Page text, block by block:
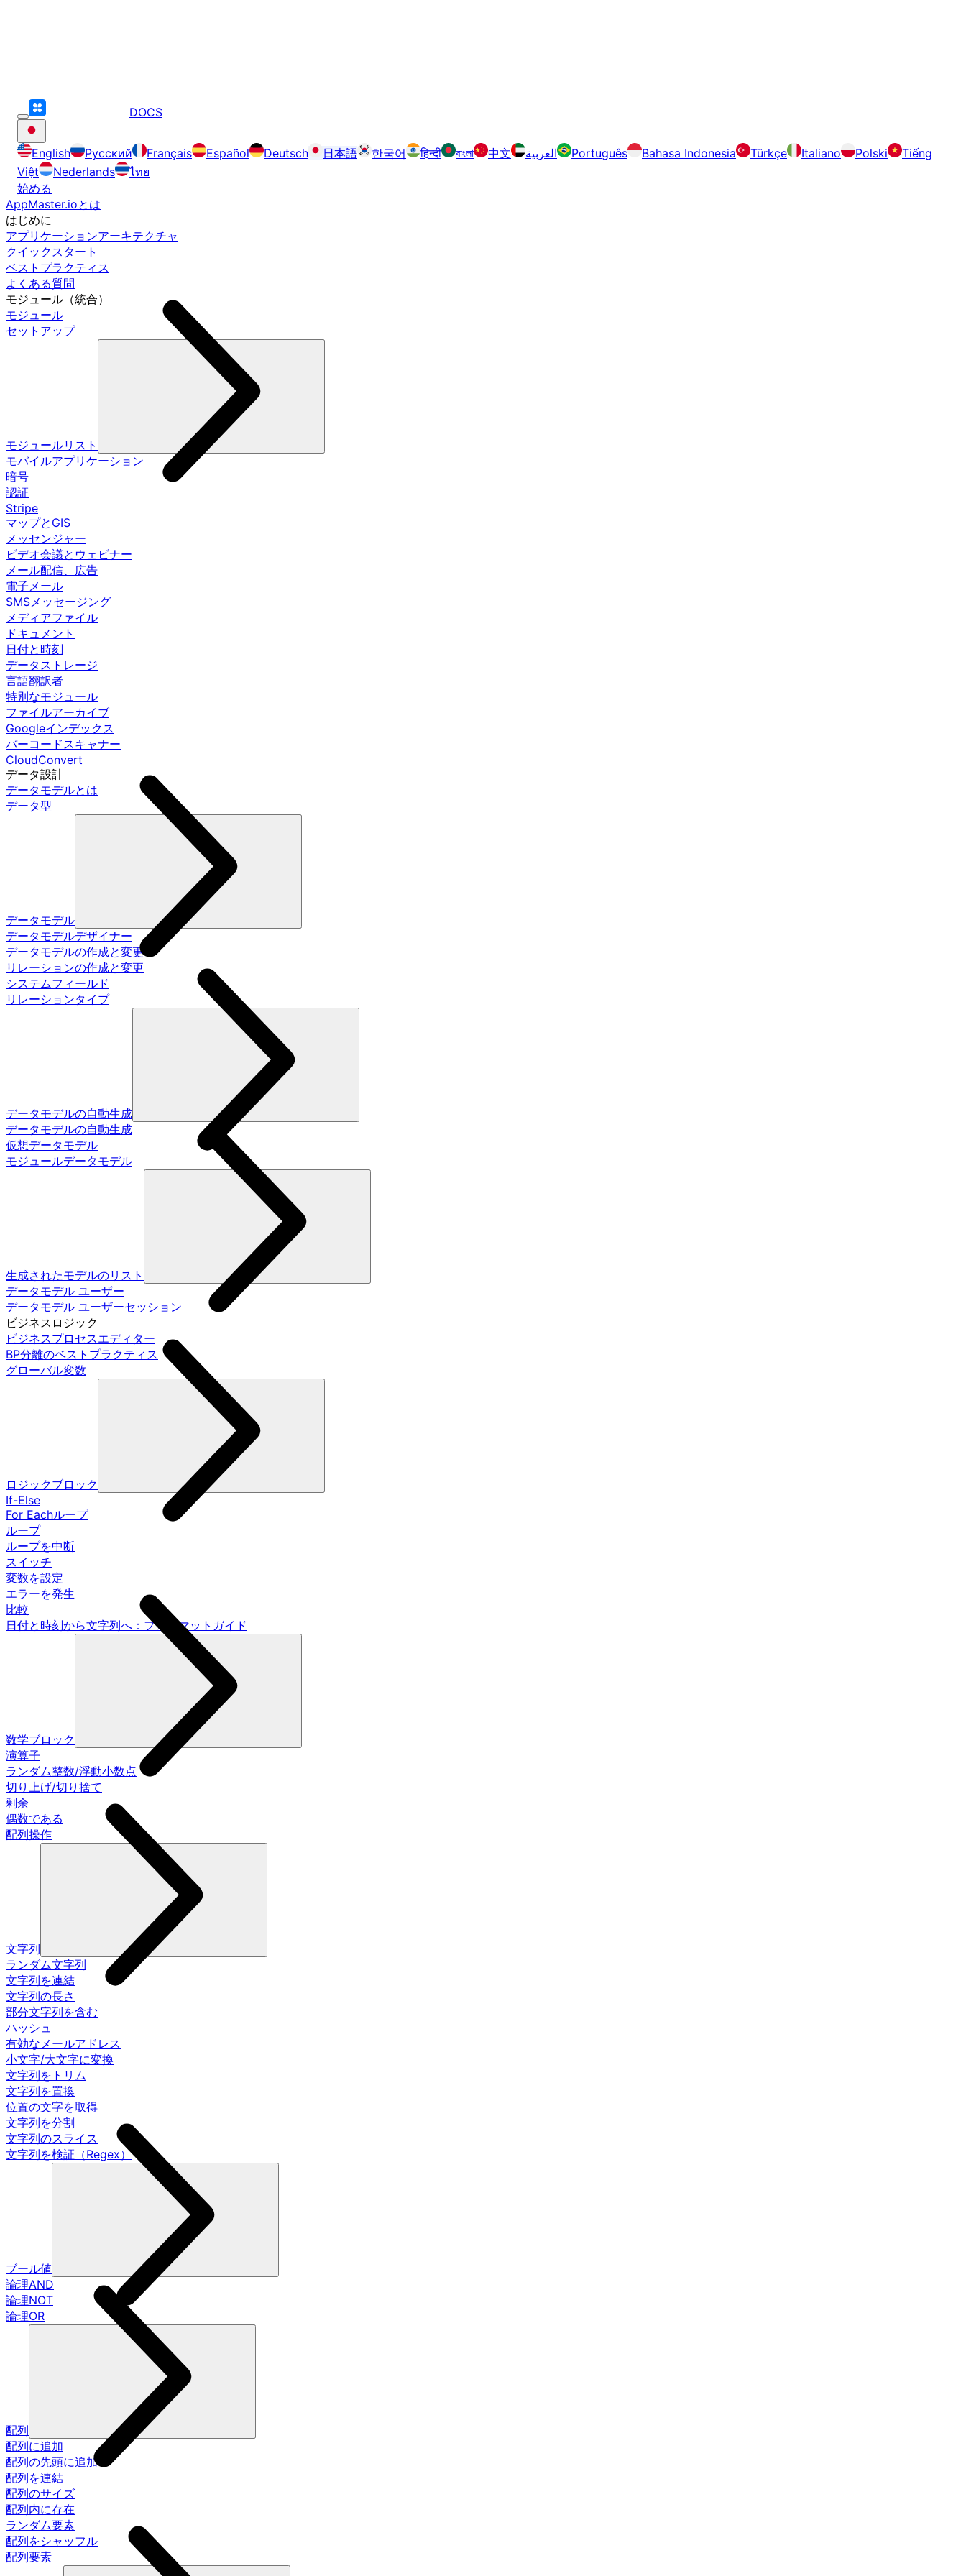
DOCS
English Русский Français Español Deutsch 日本語 한국어 हिन्दी বাংলা 中文 العربية Português Bahasa Indonesia Türkçe Italiano Polski
Tiếng
Việt
Nederlands
ไทย
始める
AppMaster.ioとは
はじめに
アプリケーションアーキテクチャ
クイックスタート
ベストプラクティス
よくある質問
モジュール（統合）
モジュール
セットアップ
モジュールリスト
モバイルアプリケーション
暗号
認証
Stripe
マップとGIS
メッセンジャー
ビデオ会議とウェビナー
メール配信、広告
電子メール
SMSメッセージング
メディアファイル
ドキュメント
日付と時刻
データストレージ
言語翻訳者
特別なモジュール
ファイルアーカイブ
Googleインデックス
バーコードスキャナー
CloudConvert
データ設計
データモデルとは
データ型
データモデル
データモデルデザイナー
データモデルの作成と変更
リレーションの作成と変更
システムフィールド
リレーションタイプ
データモデルの自動生成
データモデルの自動生成
仮想データモデル
モジュールデータモデル
生成されたモデルのリスト
データモデル ユーザー
データモデル ユーザーセッション
ビジネスロジック
ビジネスプロセスエディター
BP分離のベストプラクティス
グローバル変数
ロジックブロック
If-Else
For Eachループ
ループ
ループを中断
スイッチ
変数を設定
エラーを発生
比較
日付と時刻から文字列へ：フォーマットガイド
数学ブロック
演算子
ランダム整数/浮動小数点
切り上げ/切り捨て
剰余
偶数である
配列操作
文字列
ランダム文字列
文字列を連結
文字列の長さ
部分文字列を含む
ハッシュ
有効なメールアドレス
小文字/大文字に変換
文字列をトリム
文字列を置換
位置の文字を取得
文字列を分割
文字列のスライス
文字列を検証（Regex）
ブール値
論理AND
論理NOT
論理OR
配列
配列に追加
配列の先頭に追加
配列を連結
配列のサイズ
配列内に存在
ランダム要素
配列をシャッフル
配列要素